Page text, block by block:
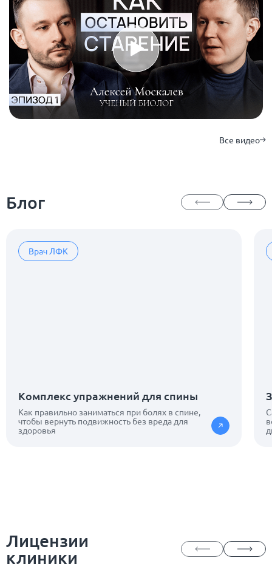
Все видео
Блог
Врач ЛФК
Комплекс упражнений для спины
Как правильно заниматься при болях в спине,
чтобы вернуть подвижность без вреда для
здоровья
Лицензии
клиники